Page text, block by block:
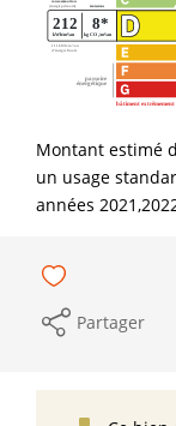
Montant estimé
un usage
années
Partager